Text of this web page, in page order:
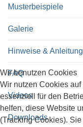
Musterbeispiele
Galerie
Hinweise &
FAQ
Videos
Downloads
Wir benutzen Cookies
Wir nutzen Cookies
essenziell für den
helfen, diese Website
(Tracking Cookies).